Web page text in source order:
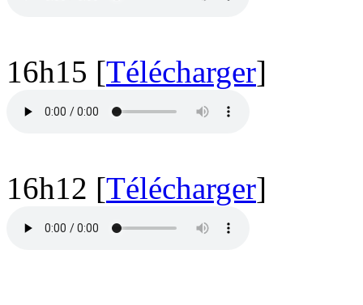
16h15 [Télécharger]
16h12 [Télécharger]